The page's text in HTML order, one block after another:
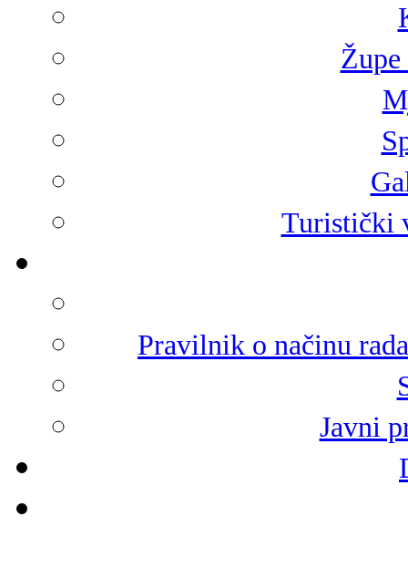
Turistički
Pravilnik o načinu
Javni